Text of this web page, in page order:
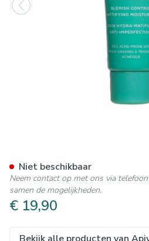
€ 19,90
Niet beschikbaar
Neem contact op met ons via
samen de mogelijkheden.